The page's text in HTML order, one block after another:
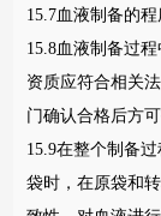
15.7血液制备的
15.8血液制备过
资质应符合相关
门确认合格后方可
15.9在整个制备
袋时，在原袋和